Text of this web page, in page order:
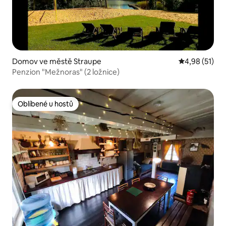
Domov ve městě Straupe Průměrné
4,98 (51)
Penzion "Mežnoras" (2 ložnice)
Oblíbené u hostů
Oblíbené u hostů